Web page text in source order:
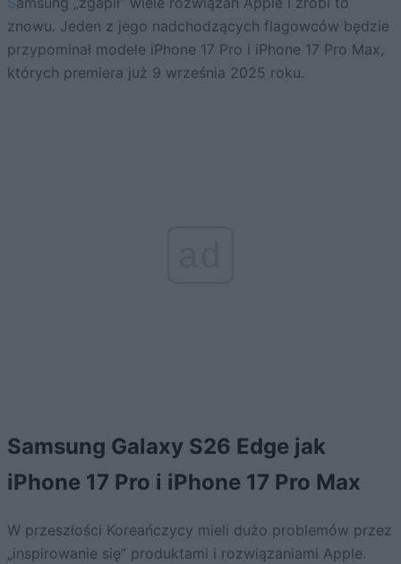
znowu. Jeden z jego nadchodzących flagowców będzie
przypominał modele iPhone 17 Pro i iPhone 17 Pro Max,
których premiera już 9 września 2025 roku.
Samsung Galaxy S26 Edge jak
iPhone 17 Pro i iPhone 17 Pro Max
W przeszłości Koreańczycy mieli dużo problemów przez
„inspirowanie się” produktami i rozwiązaniami Apple.